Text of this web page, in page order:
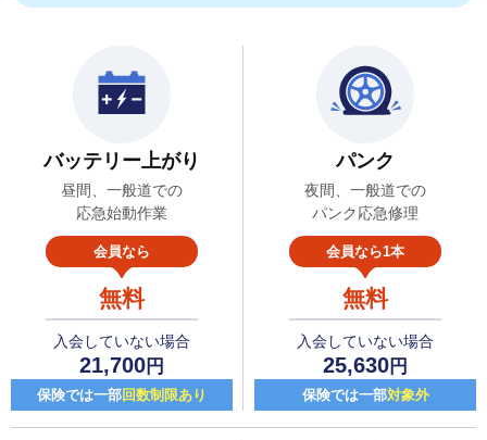
バッテリー上がり
昼間、一般道での
応急始動作業
会員なら
無料
入会していない場合
21,700円
保険では一部回数制限あり
パンク
夜間、一般道での
パンク応急修理
会員なら1本
無料
入会していない場合
25,630円
保険では一部対象外